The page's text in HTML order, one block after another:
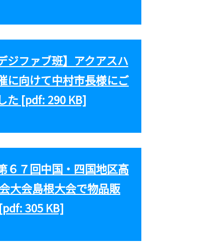
ジファブ班】アクアスハ
に向けて中村市長様にご
た [pdf: 290 KB]
６７回中国・四国地区高
大会島根大会で物品販
305 KB]